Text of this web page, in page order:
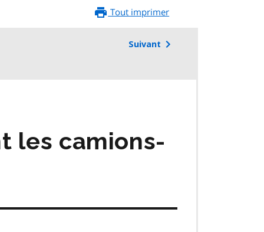
Tout imprimer
Suivant
les camions-